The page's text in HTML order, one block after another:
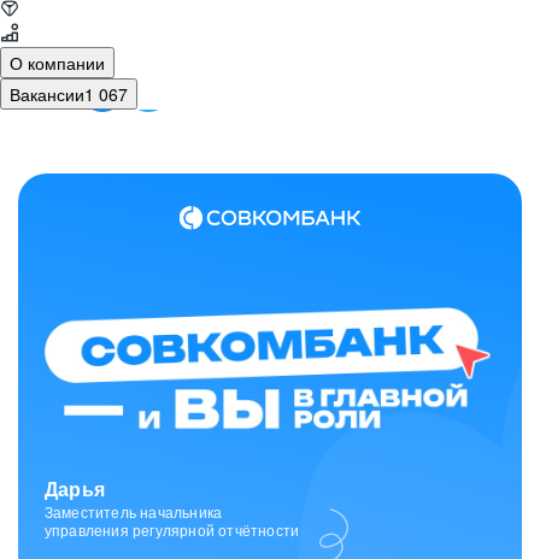
О компании
Вакансии1 067
Зарина
Ведущий специалист
отдела исходящих коммуникаций